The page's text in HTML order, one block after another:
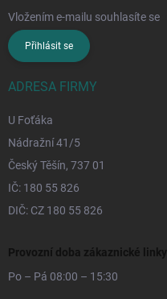
Vložením e-mailu souhlasíte se
Přihlásit se
ADRESA FIRMY
U Foťáka
Nádražní 41/5
Český Těšín, 737 01
IČ: 180 55 826
DIČ: CZ 180 55 826
Provozní doba zákaznické linky
Po – Pá 08:00 – 15:30